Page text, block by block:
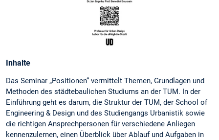
Inhalte
Das Seminar „Positionen“ vermittelt Themen, Grundlagen und
Methoden des städtebaulichen Studiums an der TUM. In der
Einführung geht es darum, die Struktur der TUM, der School of
Engineering & Design und des Studiengangs Urbanistik sowie
die richtigen Ansprechpersonen für verschiedene Anliegen
kennenzulernen, einen Überblick über Ablauf und Aufgaben in